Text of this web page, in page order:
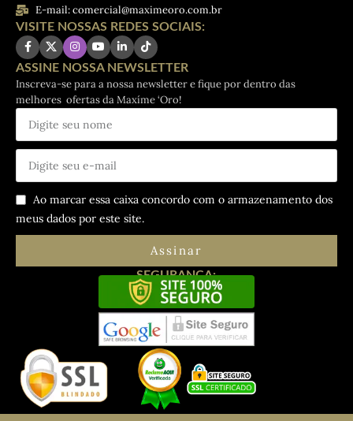
E-mail: comercial@maximeoro.com.br
VISITE NOSSAS REDES SOCIAIS:
ASSINE NOSSA NEWSLETTER
Inscreva-se para a nossa newsletter e fique por dentro das
melhores ofertas da Maxíme ‘Oro!
Ao marcar essa caixa concordo com o armazenamento dos
meus dados por este site.
Assinar
SEGURANÇA: